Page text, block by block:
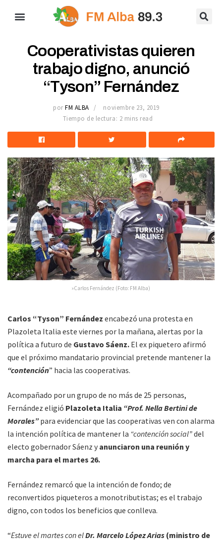
Cooperativistas quieren
trabajo digno, anunció
“Tyson” Fernández
por FM ALBA
noviembre 23, 2019
Tiempo de lectura: 2 mins read
»Carlos Fernández (Foto: FM Alba)
Carlos “Tyson” Fernández encabezó una protesta en
Plazoleta Italia este viernes por la mañana, alertas por la
política a futuro de Gustavo Sáenz. El ex piquetero afirmó
que el próximo mandatario provincial pretende mantener la
“contención” hacia las cooperativas.
Acompañado por un grupo de no más de 25 personas,
Fernández eligió Plazoleta Italia “Prof. Nella Bertini de
Morales” para evidenciar que las cooperativas ven con alarma
la intención política de mantener la “contención social”del
electo gobernador Sáenz y anunciaron una reunión y
marcha para el martes 26.
Fernández remarcó que la intención de fondo; de
reconvertidos piqueteros a monotributistas; es el trabajo
digno, con todos los beneficios que conlleva.
“Estuve el martes con elDr. Marcelo López Arias (ministro de